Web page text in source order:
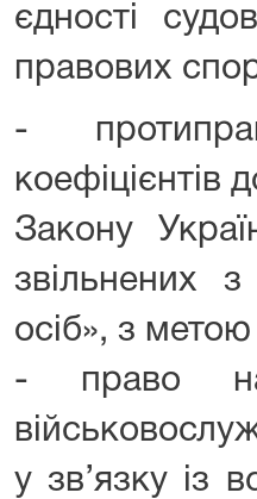
єдності
правових
-
коефіцієнтів
Закону
звільнених
осіб», з
- право на
у зв’язку із